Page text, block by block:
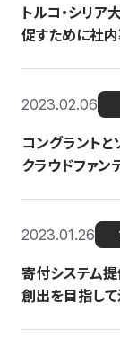
トルコ・シリ
促すために社
2023.02.06
コングラント
クラウドファン
2023.01.26
寄付システム
創出を目指し